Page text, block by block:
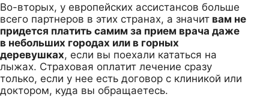
Во-вторых, у европейских ассистансов больше
всего партнеров в этих странах, а значит вам не
придется платить самим за прием врача даже
в небольших городах или в горных
деревушках, если вы поехали кататься на
лыжах. Страховая оплатит лечение сразу
только, если у нее есть договор с клиникой или
доктором, куда вы обращаетесь.